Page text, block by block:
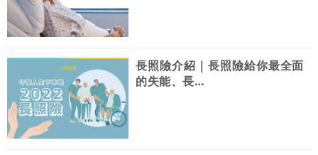
長照險介紹｜長照險給你最全面
的失能、長…